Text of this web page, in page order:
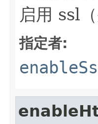
启用 ssl
指定者: